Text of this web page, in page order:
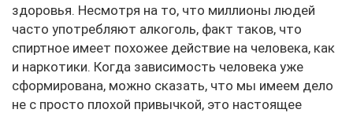
здоровья. Несмотря на то, что миллионы людей
часто употребляют алкоголь, факт таков, что
спиртное имеет похожее действие на человека, как
и наркотики. Когда зависимость человека уже
сформирована, можно сказать, что мы имеем дело
не с просто плохой привычкой, это настоящее